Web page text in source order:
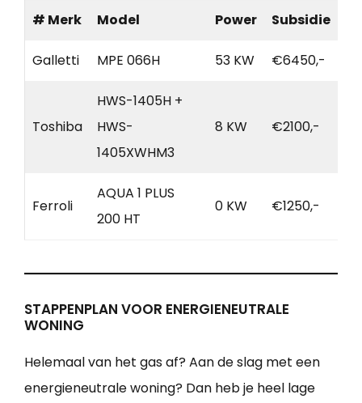
# Merk Model Power Subsidie
Galletti MPE 066H 53 KW €6450,-
Toshiba
HWS-1405H +
HWS-
1405XWHM3
8 KW €2100,-
Ferroli
AQUA 1 PLUS
200 HT
0 KW €1250,-
STAPPENPLAN VOOR ENERGIENEUTRALE
WONING
Helemaal van het gas af? Aan de slag met een
energieneutrale woning? Dan heb je heel lage